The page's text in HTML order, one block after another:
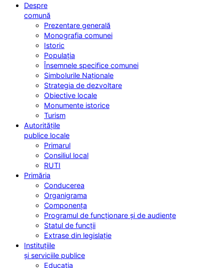
Despre
comună
Prezentare generală
Monografia comunei
Istoric
Populația
Însemnele specifice comunei
Simbolurile Naționale
Strategia de dezvoltare
Obiective locale
Monumente istorice
Turism
Autoritățile
publice locale
Primarul
Consiliul local
RUTI
Primăria
Conducerea
Organigrama
Componența
Programul de funcționare și de audiențe
Statul de funcții
Extrase din legislație
Instituțiile
și serviciile publice
Educația